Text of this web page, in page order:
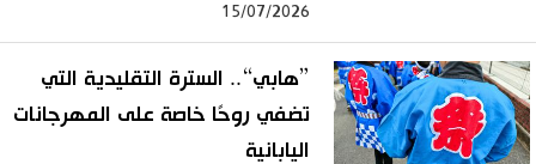
15/07/2026
”هابي“.. السترة التقليدية التي
تضفي روحًا خاصة على المهرجانات
اليابانية